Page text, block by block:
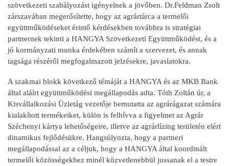
szövetkezeti szabályozást igényelnek a jövőben. Dr.Feldman Zsolt
zárszavában megerősítette, hogy az agrártárca a termelői
együttműködéseket érintő kérdésekben továbbra is stratégiai
partnernek tekinti a HANGYA Szövetkezeti Együttműködést, és a
jó kormányzati munka érdekében számít a szervezet, és annak
tagsága részéről megfogalmazott jelzésekre, javaslatokra.
A szakmai blokk következő témáját a HANGYA és az MKB Bank
által aláírt együttműködési megállapodás adta. Tóth Zoltán úr, a
Kisvállalkozási Üzletág vezetője bemutatta az agrárágazat számára
kialakított termékeiket, külön is felhívva a figyelmet az Agrár
Széchenyi kártya lehetőségeire, illetve az agrárlízing területén elért
dinamikus fejlődésükre. Hangsúlyozta, hogy a partneri
megállapodással az a céljuk, hogy a HANGYA által koordinált
termelői közösségekhez minél közvetlenebbül jussanak el a testre